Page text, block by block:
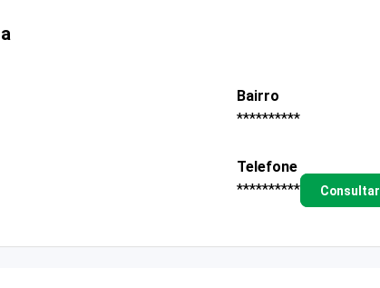
Bairro
**********
Telefone
**********
Consultar